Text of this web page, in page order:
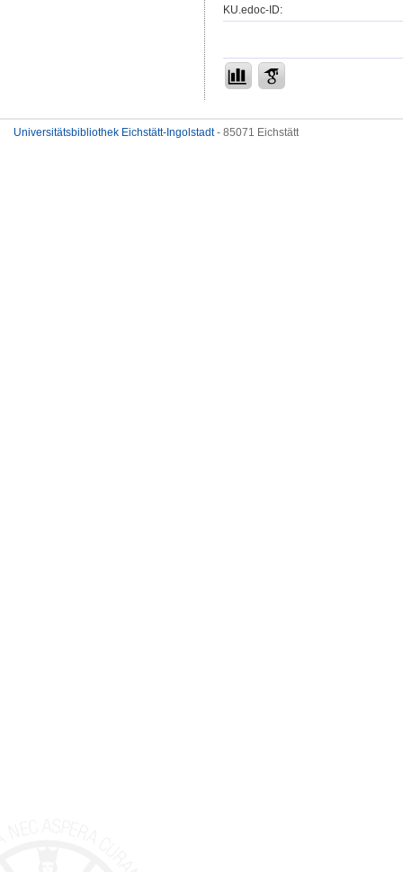
KU.edoc-ID:
Universitätsbibliothek Eichstätt-Ingolstadt- 85071 Eichstätt